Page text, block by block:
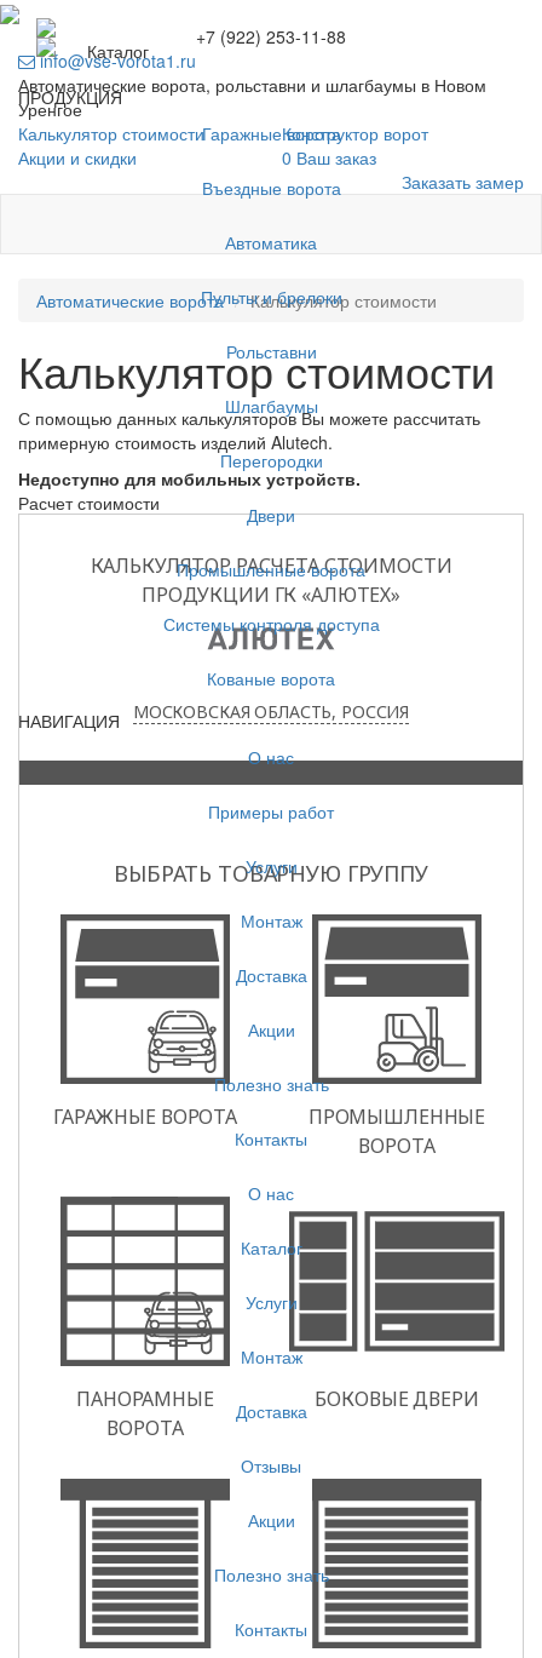
Каталог
ПРОДУКЦИЯ
Гаражные ворота
Въездные ворота
Автоматика
Пульты и брелоки
Рольставни
Шлагбаумы
Перегородки
Двери
Промышленные ворота
Системы контроля доступа
Кованые ворота
НАВИГАЦИЯ
О нас
Примеры работ
Услуги
Монтаж
Доставка
Акции
Полезно знать
Контакты
О нас
Каталог
Услуги
Монтаж
Доставка
Отзывы
Акции
Полезно знать
Контакты
+7 (922) 253-11-88
info@vse-vorota1.ru
Автоматические ворота, рольставни и шлагбаумы в Новом
Уренгое
Калькулятор стоимости
Конструктор ворот
Акции и скидки
0 Ваш заказ
Заказать замер
Автоматические ворота Калькулятор стоимости
Калькулятор стоимости
С помощью данных калькуляторов Вы можете рассчитать
примерную стоимость изделий Alutech.
Недоступно для мобильных устройств.
Расчет стоимости